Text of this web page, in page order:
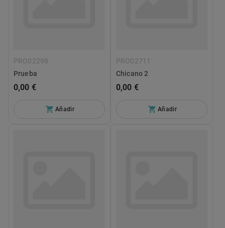
PRO02298
Prueba
0,00 €
Añadir
PRO02711
Chicano 2
0,00 €
Añadir